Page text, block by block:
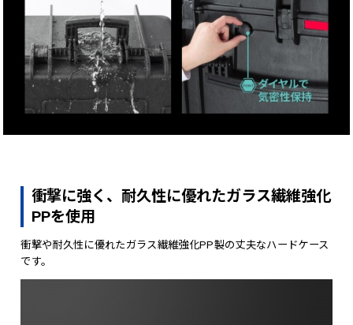
衝撃に強く、耐久性に優れたガラス繊維強化
PPを使用
衝撃や耐久性に優れたガラス繊維強化PP製の丈夫なハードケース
です。